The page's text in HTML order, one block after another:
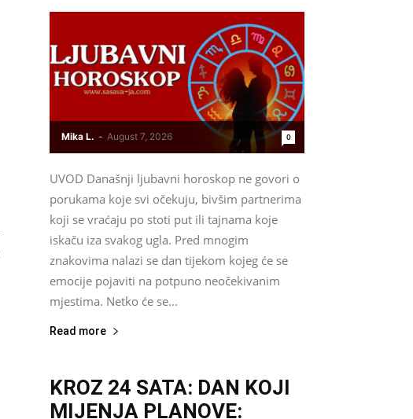
Mika L. - August 7, 2026 0
UVOD Današnji ljubavni horoskop ne govori o
porukama koje svi očekuju, bivšim partnerima
koji se vraćaju po stoti put ili tajnama koje
iskaču iza svakog ugla. Pred mnogim
znakovima nalazi se dan tijekom kojeg će se
emocije pojaviti na potpuno neočekivanim
mjestima. Netko će se...
Read more
KROZ 24 SATA: DAN KOJI
MIJENJA PLANOVE: